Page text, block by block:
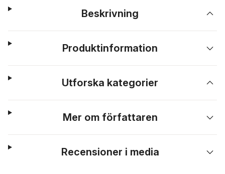
Beskrivning
Produktinformation
Utforska kategorier
Mer om författaren
Recensioner i media